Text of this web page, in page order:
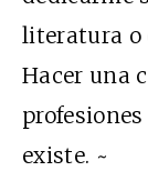
literatura o
Hacer una
existe. ~